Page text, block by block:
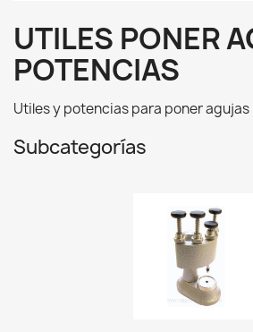
UTILES PONER
POTENCIAS
Utiles y potencias para poner agujas
Subcategorías